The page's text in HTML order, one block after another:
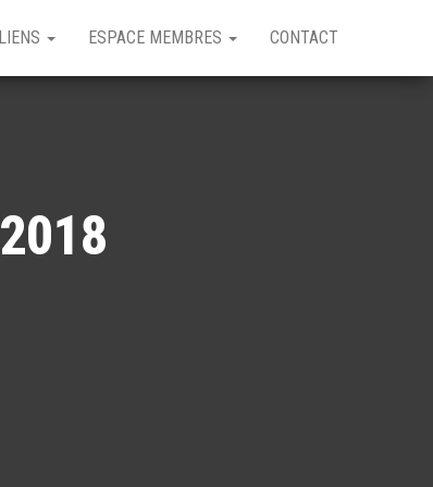
LIENS ESPACE MEMBRES CONTACT